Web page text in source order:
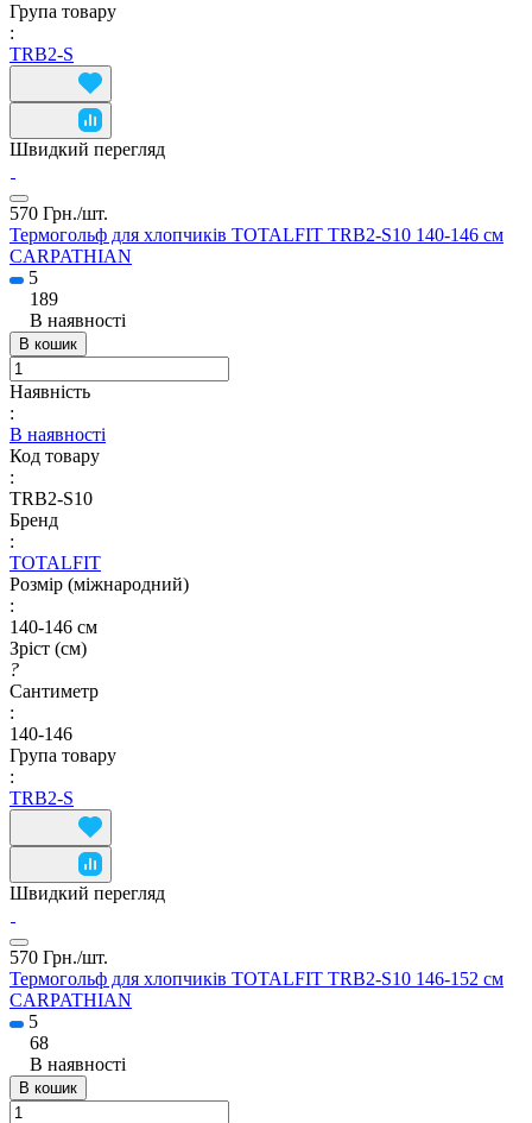
Група товару
:
TRB2-S
Швидкий перегляд
570 Грн./шт.
Термогольф для хлопчиків TOTALFIT TRB2-S10 140-146 см
CARPATHIAN
5
189
В наявності
В кошик
Наявність
:
В наявності
Код товару
:
TRB2-S10
Бренд
:
TOTALFIT
Розмір (міжнародний)
:
140-146 см
Зріст (см)
?
Сантиметр
:
140-146
Група товару
:
TRB2-S
Швидкий перегляд
570 Грн./шт.
Термогольф для хлопчиків TOTALFIT TRB2-S10 146-152 см
CARPATHIAN
5
68
В наявності
В кошик